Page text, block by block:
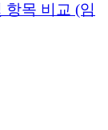
항목 비교 (임